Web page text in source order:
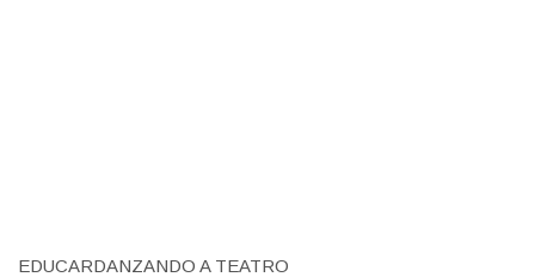
EDUCARDANZANDO A TEATRO